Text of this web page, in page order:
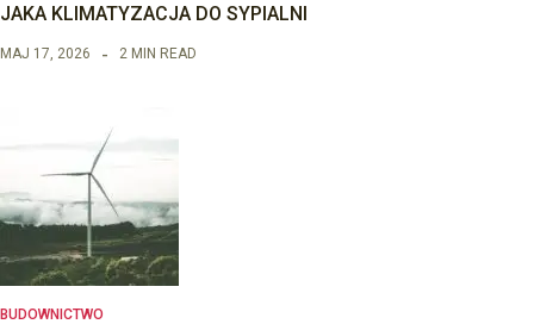
JAKA KLIMATYZACJA DO SYPIALNI
MAJ 17, 2026 2 MIN READ
BUDOWNICTWO